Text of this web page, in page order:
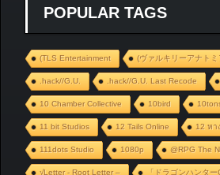
POPULAR TAGS
(TLS Entertainment (ヴァルキリーアナトミ
.hack//G.U. .hack//G.U. Last Recode
10 Chamber Collective 10bird
11 bit Studios 12 Tails Online 12 หา
111dots Studio 1080p @RPG The
√Letter - Root Letter – 「ドラゴンハンター